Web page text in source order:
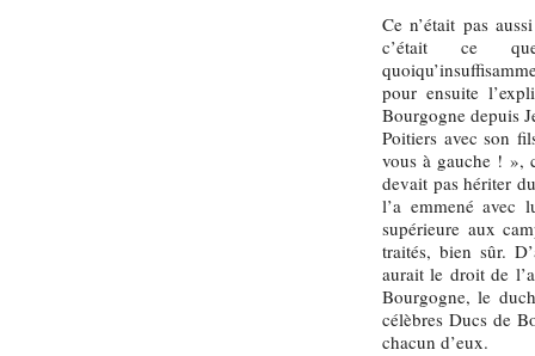
Ce n’était pas
c’était ce
pour ensuite
Bourgogne depuis
Poitiers avec son
vous à gauche ! »,
devait pas hériter
l’a emmené avec
supérieure aux
traités, bien sûr.
aurait le droit de
Bourgogne, le
célèbres Ducs de
chacun d’eux.